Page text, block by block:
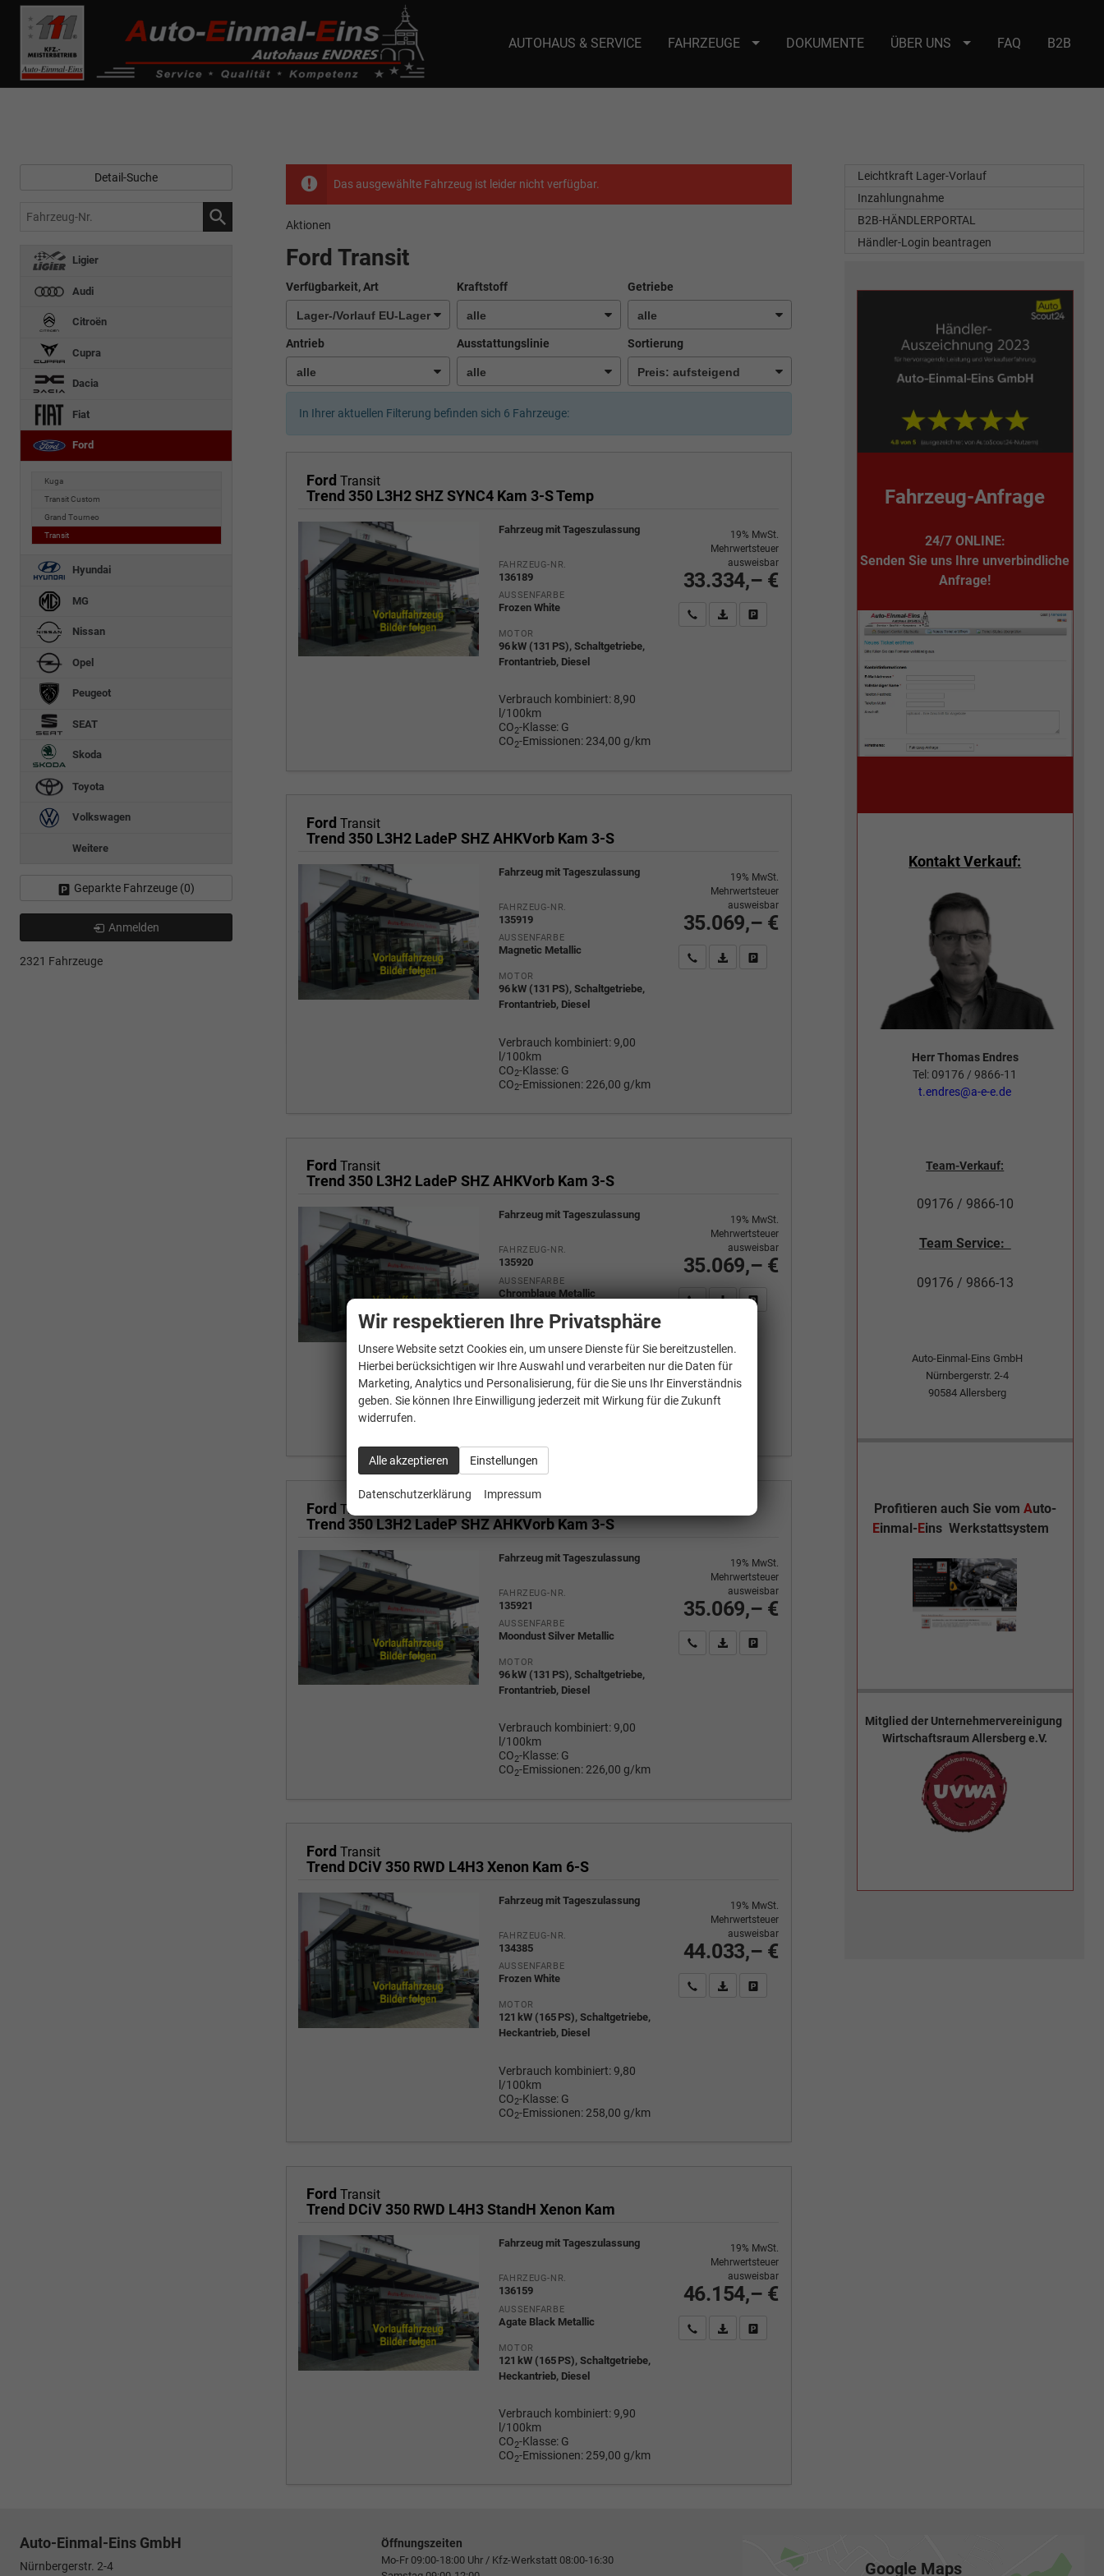
------------ Host Name : selector1._domainkey Points to address or value: selector1-aee-de0k._domainkey.autoeinmaleins.onmicrosoft.com Host Name : selector2._domainkey Points to address or value: selector2-aee-
de0k._domainkey.autoeinmaleins.onmicrosoft.com
AUTOHAUS & SERVICE FAHRZEUGE DOKUMENTE ÜBER UNS FAQ B2B
Das ausgewählte Fahrzeug ist leider nicht verfügbar.
Aktionen
Ford Transit
Verfügbarkeit, Art Kraftstoff Getriebe
Antrieb Ausstattungslinie Sortierung
In Ihrer aktuellen Filterung befinden sich 6 Fahrzeuge:
Ford Transit
Trend 350 L3H2 SHZ SYNC4 Kam 3-S Temp
Fahrzeug mit Tageszulassung
FAHRZEUG-NR.
136189
AUSSENFARBE
Frozen White
MOTOR
96 kW (131 PS), Schaltgetriebe,
Frontantrieb, Diesel
Verbrauch kombiniert: 8,90
l/100km
CO2-Klasse: G
CO2-Emissionen: 234,00 g/km
33.334,– €
19% MwSt.
Mehrwertsteuer
ausweisbar
Wir rufen Sie anPDF-Fahrzeugexposé drucken
Fahrzeug drucken, parken oder vergleichen
Ford Transit
Trend 350 L3H2 LadeP SHZ AHKVorb Kam 3-S
Fahrzeug mit Tageszulassung
FAHRZEUG-NR.
135919
AUSSENFARBE
Magnetic Metallic
MOTOR
96 kW (131 PS), Schaltgetriebe,
Frontantrieb, Diesel
Verbrauch kombiniert:9,00
l/100km
CO2-Klasse: G
CO2-Emissionen: 226,00 g/km
35.069,– €
19% MwSt.
Mehrwertsteuer
ausweisbar
Wir rufen Sie anPDF-Fahrzeugexposé drucken
Fahrzeug drucken, parken oder vergleichen
Ford Transit
Trend 350 L3H2 LadeP SHZ AHKVorb Kam 3-S
Fahrzeug mit Tageszulassung
FAHRZEUG-NR.
135920
AUSSENFARBE
Chromblaue Metallic
MOTOR
96 kW (131 PS), Schaltgetriebe,
Frontantrieb, Diesel
Verbrauch kombiniert:9,00
l/100km
35.069,– €
19% MwSt.
Mehrwertsteuer
ausweisbar
Wir rufen Sie anPDF-Fahrzeugexposé drucken
Ford Transit
Trend 350 L3H2 LadeP SHZ AHKVorb Kam 3-S
Fahrzeug mit Tageszulassung
FAHRZEUG-NR.
135921
AUSSENFARBE
Moondust Silver Metallic
MOTOR
96 kW (131 PS), Schaltgetriebe,
Frontantrieb, Diesel
Verbrauch kombiniert:9,00
l/100km
CO2-Klasse: G
CO2-Emissionen: 226,00 g/km
35.069,– €
19% MwSt.
Mehrwertsteuer
ausweisbar
Wir rufen Sie anPDF-Fahrzeugexposé drucken
Ford Transit
Trend DCiV 350 RWD L4H3 Xenon Kam 6-S
Fahrzeug mit Tageszulassung
FAHRZEUG-NR.
134385
AUSSENFARBE
Frozen White
MOTOR
121 kW (165 PS), Schaltgetriebe,
Heckantrieb, Diesel
Verbrauch kombiniert:9,80
l/100km
CO2-Klasse: G
CO2-Emissionen: 258,00 g/km
44.033,– €
19% MwSt.
Mehrwertsteuer
ausweisbar
Wir rufen Sie anPDF-Fahrzeugexposé drucken
Ford Transit
Trend DCiV 350 RWD L4H3 StandH Xenon Kam
Fahrzeug mit Tageszulassung
FAHRZEUG-NR.
136159
AUSSENFARBE
Agate Black Metallic
MOTOR
121 kW (165 PS), Schaltgetriebe,
Heckantrieb, Diesel
Verbrauch kombiniert:9,90
l/100km
CO2-Klasse: G
CO2-Emissionen: 259,00 g/km
46.154,– €
19% MwSt.
Mehrwertsteuer
ausweisbar
Wir rufen Sie anPDF-Fahrzeugexposé drucken
Detail-Suche
Fahrzeug-
Ligier
Audi
Citroën
Cupra
Dacia
Fiat
Ford
Kuga
Transit Custom
Grand Tourneo
Transit
Hyundai
MG
Nissan
Opel
Peugeot
SEAT
Skoda
Toyota
Volkswagen
Weitere
Geparkte Fahrzeuge (0)
Anmelden
2321 Fahrzeuge
Leichtkraft Lager-Vorlauf
Inzahlungnahme
B2B-HÄNDLERPORTAL
Händler-Login beantragen
Fahrzeug-Anfrage
24/7 ONLINE:
Senden Sie uns Ihre unverbindliche
Anfrage!
Kontakt Verkauf:
Herr Thomas Endres
Tel: 09176 / 9866-11
t.endres@a-e-e.de
Team-Verkauf:
09176 / 9866-10
Team Service:
09176 / 9866-13
Auto-Einmal-Eins GmbH
Nürnbergerstr. 2-4
90584 Allersberg
Profitieren auch Sie vom Auto-
Einmal- Eins Werkstattsystem
Mitglied der Unternehmervereinigung
Wirtschaftsraum Allersberg e.V.
Auto-Einmal-Eins GmbH
Nürnbergerstr. 2-4
Öffnungszeiten
Mo-Fr 09:00-18:00 Uhr / Kfz-Werkstatt 08:00-16:30
Google Maps
Wir respektieren Ihre Privatsphäre
Unsere Website setzt Cookies ein, um unsere Dienste für Sie bereitzustellen.
Hierbei berücksichtigen wir Ihre Auswahl und verarbeiten nur die Daten für
Marketing, Analytics und Personalisierung, für die Sie uns Ihr Einverständnis
geben. Sie können Ihre Einwilligung jederzeit mit Wirkung für die Zukunft
widerrufen.
Alle akzeptieren Einstellungen
Datenschutzerklärung Impressum